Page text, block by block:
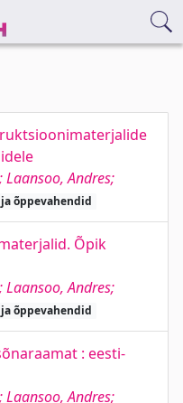
Laansoo, Andres;
õppevahendid
Õpik
Laansoo, Andres;
õppevahendid
: eesti-
Laansoo, Andres;